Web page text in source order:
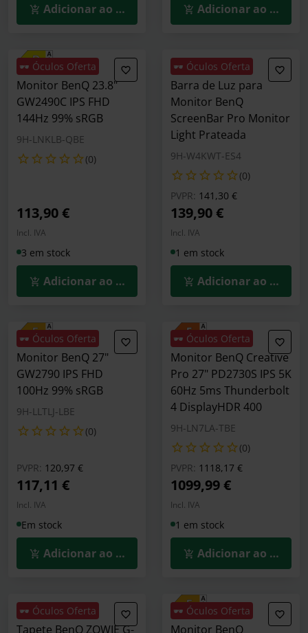
Adicionar ao Carrinho Adicionar ao
🕶️ Óculos Oferta
Monitor BenQ 23.8"
GW2490C IPS FHD
144Hz 99% sRGB
9H-LNKLB-QBE
(0)
113,90 €
Incl. IVA
3 em stock
Adicionar ao Carrinho
🕶️ Óculos Oferta
Barra de Luz para
Monitor BenQ
ScreenBar Pro Monitor
Light Prateada
9H-W4KWT-ES4
(0)
PVPR: Preço reduzido de
141,30 €para
139,90 €
Incl. IVA
1 em stock
Adicionar ao
🕶️ Óculos Oferta
Monitor BenQ 27"
GW2790 IPS FHD
100Hz 99% sRGB
9H-LLTLJ-LBE
(0)
PVPR: Preço reduzido de
120,97 €para
117,11 €
Incl. IVA
Em stock
Adicionar ao Carrinho
🕶️ Óculos Oferta
Monitor BenQ Creative
Pro 27" PD2730S IPS 5K
60Hz 5ms Thunderbolt
4 DisplayHDR 400
9H-LN7LA-TBE
(0)
PVPR: Preço reduzido de
1118,17 €para
1099,99 €
Incl. IVA
1 em stock
Adicionar ao
🕶️ Óculos Oferta
Tapete BenQ ZOWIE G-
🕶️ Óculos Oferta
Monitor BenQ